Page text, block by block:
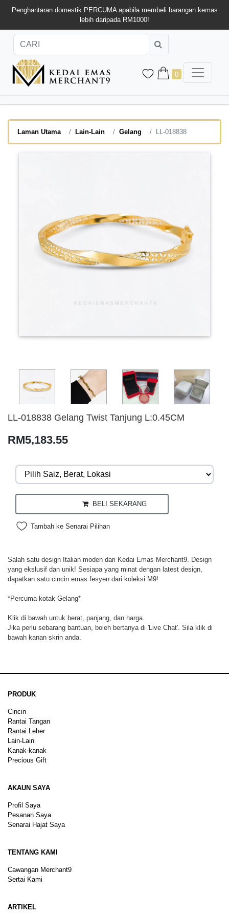
Penghantaran domestik PERCUMA apabila membeli barangan kemas
lebih daripada RM1000!
0
Laman Utama Lain-Lain Gelang LL-018838
LL-018838 Gelang Twist Tanjung L:0.45CM
RM5,183.55
BELI SEKARANG
Tambah ke Senarai Pilihan
Salah satu design Italian moden dari Kedai Emas Merchant9. Design
yang ekslusif dan unik! Sesiapa yang minat dengan latest design,
dapatkan satu cincin emas fesyen dari koleksi M9!
*Percuma kotak Gelang*
Klik di bawah untuk berat, panjang, dan harga.
Jika perlu sebarang bantuan, boleh bertanya di 'Live Chat'. Sila klik di
bawah kanan skrin anda.
PRODUK
Cincin
Rantai Tangan
Rantai Leher
Lain-Lain
Kanak-kanak
Precious Gift
AKAUN SAYA
Profil Saya
Pesanan Saya
Senarai Hajat Saya
TENTANG KAMI
Cawangan Merchant9
Sertai Kami
ARTIKEL